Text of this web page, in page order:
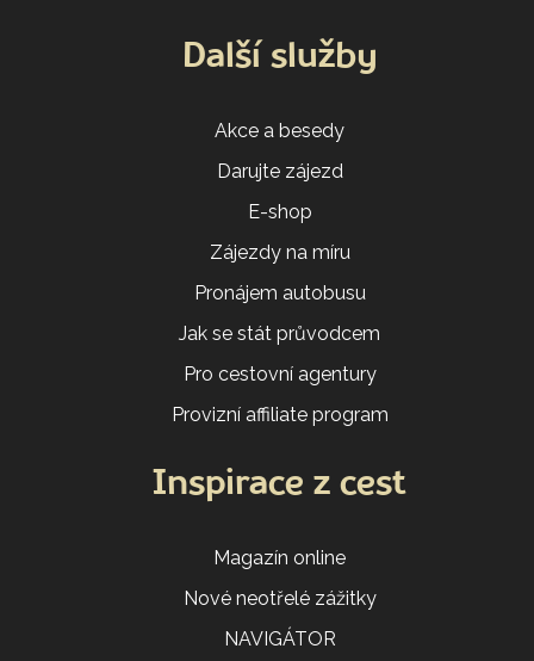
Další služby
Akce a besedy
Darujte zájezd
E-shop
Zájezdy na míru
Pronájem autobusu
Jak se stát průvodcem
Pro cestovní agentury
Provizní affiliate program
Inspirace z cest
Magazín online
Nové neotřelé zážitky
NAVIGÁTOR